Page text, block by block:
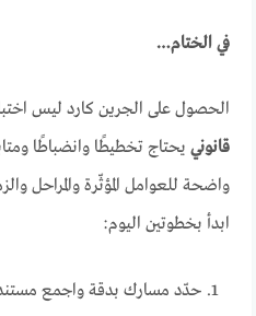
في الختام…
الحصول على الجرين كارد ليس
قانوني يحتاج تخطيطًا وانضباطًا
واضحة للعوامل المؤثّرة والمراحل
ابدأ بخطوتين اليوم:
حدّد مسارك بدقة واجمع